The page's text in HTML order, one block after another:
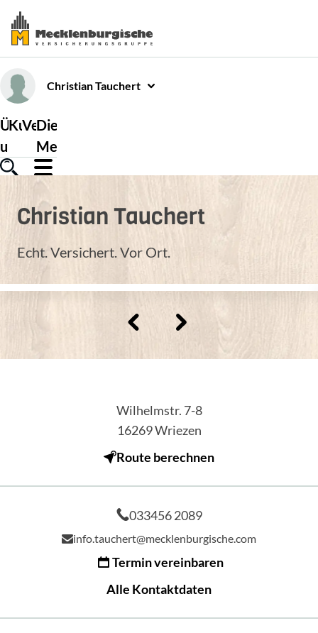
ChristianTauchert
Über
uns
Kundenservice
Versicherungen
Die
Mecklenburgische
ChristianTauchert
Echt. Versichert. Vor Ort.
Wilhelmstr. 7-8
16269Wriezen
Route berechnen
033456 2089
info.tauchert@mecklenburgische.com
Termin vereinbaren
Alle Kontaktdaten